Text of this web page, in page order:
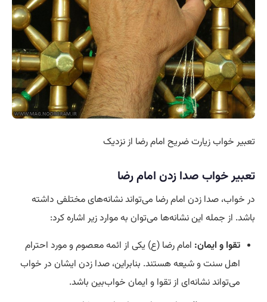
تعبیر خواب زیارت ضریح امام رضا از نزدیک
تعبیر خواب صدا زدن امام رضا
در خواب، صدا زدن امام رضا می‌تواند نشانه‌های مختلفی داشته
باشد. از جمله این نشانه‌ها می‌توان به موارد زیر اشاره کرد:
تقوا و ایمان: امام رضا (ع) یکی از ائمه معصوم و مورد احترام
اهل سنت و شیعه هستند. بنابراین، صدا زدن ایشان در خواب
می‌تواند نشانه‌ای از تقوا و ایمان خواب‌بین باشد.